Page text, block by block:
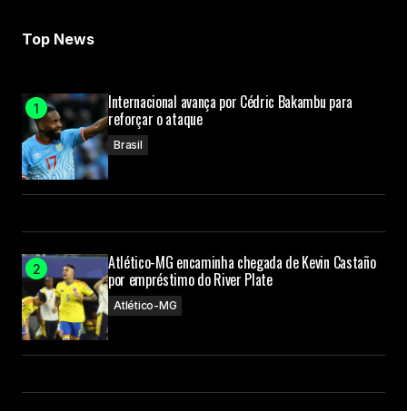
Top News
Internacional avança por Cédric Bakambu para
reforçar o ataque
Brasil
Atlético-MG encaminha chegada de Kevin Castaño
por empréstimo do River Plate
Atlético-MG